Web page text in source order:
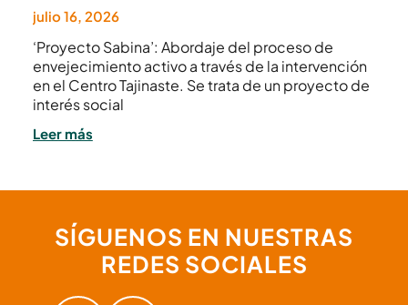
julio 16, 2026
‘Proyecto Sabina’: Abordaje del proceso de
envejecimiento activo a través de la intervención
en el Centro Tajinaste. Se trata de un proyecto de
interés social
Leer más
SÍGUENOS EN NUESTRAS
REDES SOCIALES